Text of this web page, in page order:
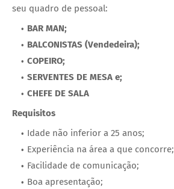
seu quadro de pessoal:
BAR MAN;
BALCONISTAS (Vendedeira);
COPEIRO;
SERVENTES DE MESA e;
CHEFE DE SALA
Requisitos
Idade não inferior a 25 anos;
Experiência na área a que concorre;
Facilidade de comunicação;
Boa apresentação;